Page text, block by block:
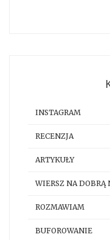
INSTAGRAM
RECENZJA
ARTYKUŁY
WIERSZ NA DOBRĄ
ROZMAWIAM
BUFOROWANIE